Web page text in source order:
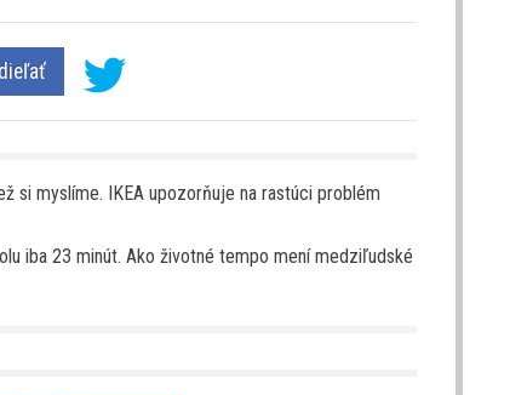
si myslíme. IKEA upozorňuje na rastúci problém
iba 23 minút. Ako životné tempo mení medziľudské